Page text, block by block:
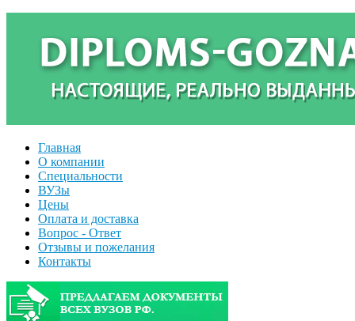
Главная
О компании
Специальности
ВУЗы
Цены
Оплата и доставка
Вопрос - Ответ
Отзывы и пожелания
Контакты